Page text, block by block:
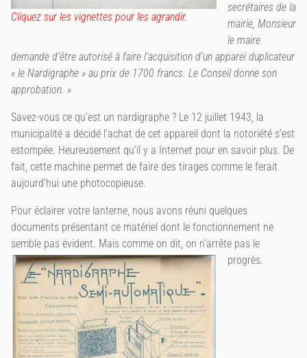
Cliquez sur les vignettes pour les agrandir.
secrétaires de la
mairie, Monsieur
le maire
demande d’être autorisé à faire l’acquisition d’un apparei duplicateur
« le Nardigraphe » au prix de 1700 francs. Le Conseil donne son
approbation. »
Savez-vous ce qu’est un nardigraphe ? Le 12 juillet 1943, la
municipalité a décidé l’achat de cet appareil dont la notoriété s’est
estompée. Heureusement qu’il y a Internet pour en savoir plus. De
fait, cette machine permet de faire des tirages comme le ferait
aujourd’hui une photocopieuse.
Pour éclairer votre lanterne, nous avons réuni quelques
documents présentant ce matériel dont le fonctionnement ne
semble pas évident. Mais comme on dit, on n’arrête pas le
progrès.